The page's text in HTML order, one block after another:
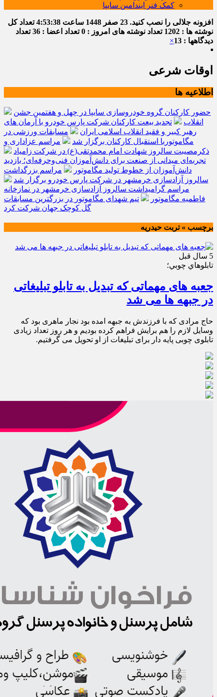
کمک فنر ایندامین سایپا
افزونه جلالی را نصب کنید. 23 صفر 1448 ساعت 4:53:38تعداد کل
نوشته ها : 1202
تعداد نوشته های امروز : 0 تعداد اعضا : 36
تعداد
دیدگاهها : 13
×
اوقات شرعی
اطلاعیه ها
حضور کارکنان گروه خودروسازی سایپا در چهل و هفتمین جشن
انقلاب
تجدید بیعت کارکنان شرکت پارس خودرو با آرمان های
رهبر کبیر و فقید انقلاب اسلامی ایران
مسابقات ورزشی در
مگاموتوربا استقبال کارکنان برگزار شد
مراسم عزاداری و
ذکرمصیبت سالروز شهادت امام محمدتقی(ع) در شرکت زامیاد
تجربه‌ای میدانی از صنعت برای دانش‌آموزان فنی‌وحرفه‌ای؛ بازدید
دانش‌آموزان از خطوط تولید مگاموتور
مراسم بزرگداشت
سالروز آزادسازی خرمشهر در شرکت پارس خودرو برگزار شد
مراسم گرامیداشت سالروز آزادسازی خرمشهر در نمازخانه
فاطمیه مگاموتور
تیم شهدای مگاموتور در بزرگترین مسابقات
گل کوچک جهان شرکت کرد
برچسب » تربت حیدریه
5 سال قبل
تابلوهاي چوبي؛
جعبه های مهماتی که تبدیل به تابلو تبلیغاتی
در جبهه ها می شد
حاج مرادی که با فرزندش به جبهه امده بود نجار ماهری بود كه
وسایل لازم را هم برایش فراهم کرده بودیم و هر روز تعداد زیادی
تابلوی چوبی پایه دار برای تبلیغات از او تحویل می گرفتیم.